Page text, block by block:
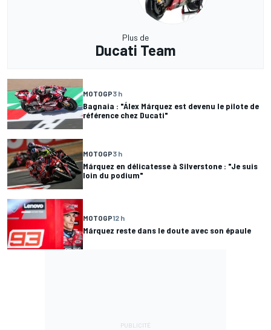
Plus de
Ducati Team
MOTOGP3 h
Bagnaia : "Álex Márquez est devenu le pilote de
référence chez Ducati"
MOTOGP3 h
Márquez en délicatesse à Silverstone : "Je suis
loin du podium"
MOTOGP12 h
Márquez reste dans le doute avec son épaule